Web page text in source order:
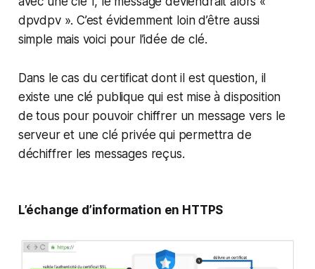
dpvdpv ». C’est évidemment loin d’être aussi
simple mais voici pour l’idée de clé.
Dans le cas du certificat dont il est question, il
existe une clé publique qui est mise à disposition
de tous pour pouvoir chiffrer un message vers le
serveur et une clé privée qui permettra de
déchiffrer les messages reçus.
L’échange d’information en HTTPS